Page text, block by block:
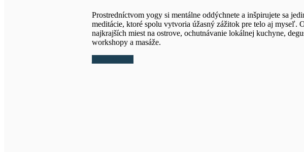
Prostredníctvom yogy si mentálne oddýchnete a inšpirujete sa
meditácie, ktoré spolu vytvoria úžasný zážitok pre telo aj myseľ.
najkrajších miest na ostrove, ochutnávanie lokálnej kuchyne,
workshopy a masáže.